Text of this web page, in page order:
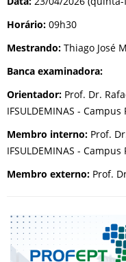
Horário: 09h30
Mestrando: Thiago José
Banca examinadora:
Orientador: Prof. Dr.
IFSULDEMINAS -
Membro interno: Prof.
IFSULDEMINAS -
Membro externo: Prof.